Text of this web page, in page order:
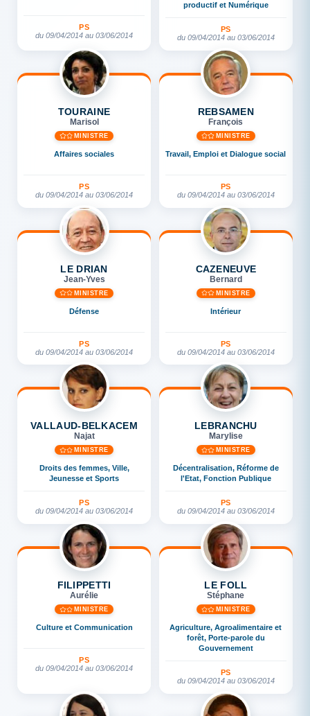
PS
du 09/04/2014 au 03/06/2014
productif et Numérique
PS
du 09/04/2014 au 03/06/2014
TOURAINE
Marisol
MINISTRE
Affaires sociales
PS
du 09/04/2014 au 03/06/2014
REBSAMEN
François
MINISTRE
Travail, Emploi et Dialogue social
PS
du 09/04/2014 au 03/06/2014
LE DRIAN
Jean-Yves
MINISTRE
Défense
PS
du 09/04/2014 au 03/06/2014
CAZENEUVE
Bernard
MINISTRE
Intérieur
PS
du 09/04/2014 au 03/06/2014
VALLAUD-BELKACEM
Najat
MINISTRE
Droits des femmes, Ville,
Jeunesse et Sports
PS
du 09/04/2014 au 03/06/2014
LEBRANCHU
Marylise
MINISTRE
Décentralisation, Réforme de
l'Etat, Fonction Publique
PS
du 09/04/2014 au 03/06/2014
FILIPPETTI
Aurélie
MINISTRE
Culture et Communication
PS
du 09/04/2014 au 03/06/2014
LE FOLL
Stéphane
MINISTRE
Agriculture, Agroalimentaire et
forêt, Porte-parole du
Gouvernement
PS
du 09/04/2014 au 03/06/2014